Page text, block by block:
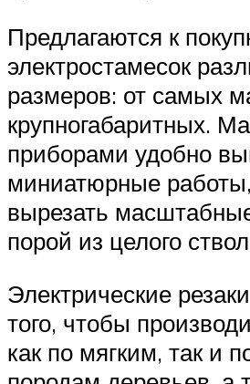
Предлагаются к
электростамесок
размеров: от самых
крупногабаритных.
приборами удобно
миниатюрные
вырезать
порой из целого
Электрические
того, чтобы
как по мягким, так и